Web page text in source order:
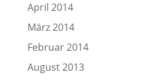
April 2014
März 2014
Februar 2014
August 2013